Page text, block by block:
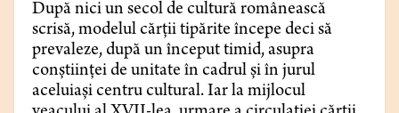
După nici un secol de cultură românească
scrisă, modelul cărții tipărite începe deci să
prevaleze, după un început timid, asupra
conștiinței de unitate în cadrul și în jurul
aceluiași centru cultural. Iar la mijlocul